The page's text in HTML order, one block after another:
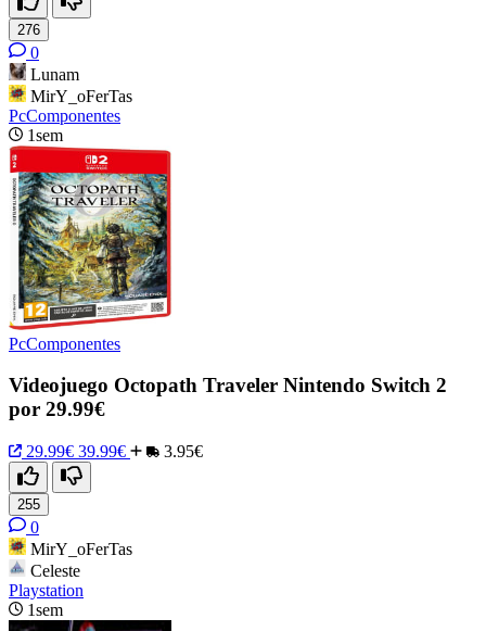
276
0
Lunam
MirY_oFerTas
PcComponentes
1sem
PcComponentes
Videojuego Octopath Traveler Nintendo Switch 2
por 29.99€
29.99€ 39.99€ 3.95€
255
0
MirY_oFerTas
Celeste
Playstation
1sem